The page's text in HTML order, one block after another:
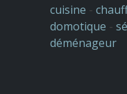
cuisine -
domotique -
déménageur